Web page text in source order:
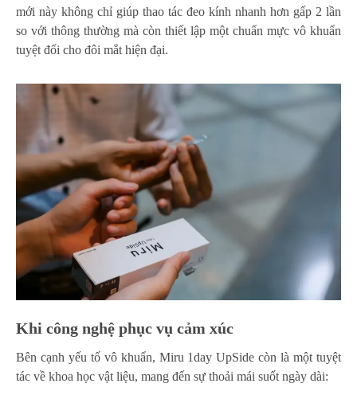
mới này không chỉ giúp thao tác đeo kính nhanh hơn gấp 2 lần
so với thông thường mà còn thiết lập một chuẩn mực vô khuẩn
tuyệt đối cho đôi mắt hiện đại.
Khi công nghệ phục vụ cảm xúc
Bên cạnh yếu tố vô khuẩn, Miru 1day UpSide còn là một tuyệt
tác về khoa học vật liệu, mang đến sự thoải mái suốt ngày dài: